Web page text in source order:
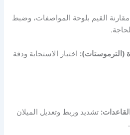
مقارنة القيم بلوحة المواصفات، وضبط
(الترموستات): اختبار الاستجابة ودقة
تشديد وربط وتعديل الميلان